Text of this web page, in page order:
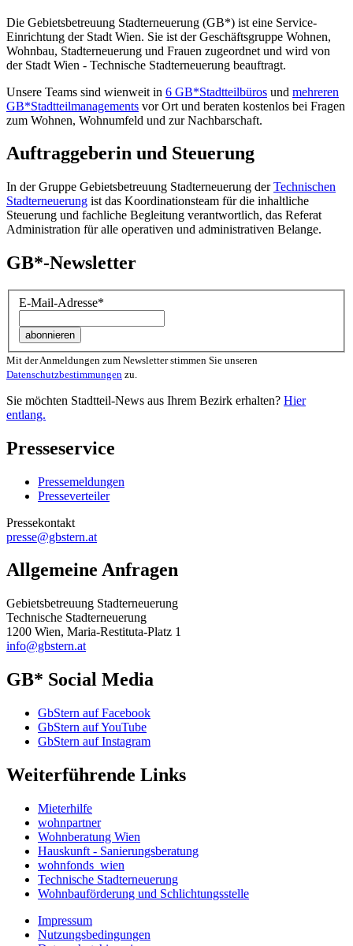
Die Gebietsbetreuung Stadterneuerung (GB*) ist eine Service-
Einrichtung der Stadt Wien. Sie ist der Geschäfts­gruppe Wohnen,
Wohnbau, Stadt­erneuerung und Frauen zugeordnet und wird von
der Stadt Wien - Technische Stadterneuerung beauftragt.
Unsere Teams sind wienweit in 6 GB*Stadtteilbüros und mehreren
GB*Stadtteilmanagements vor Ort und beraten kostenlos bei Fragen
zum Wohnen, Wohnumfeld und zur Nachbarschaft.
Auftraggeberin und Steuerung
In der Gruppe Gebietsbetreuung Stadterneuerung derTechnischen
Stadterneuerung ist das Koordinationsteam für die inhaltliche
Steuerung und fachliche Begleitung verantwortlich, das Referat
Administration für alle operativen und administrativen Belange.
GB*-Newsletter
E-Mail-Adresse*
Mit der Anmeldungen zum Newsletter stimmen Sie unseren
Datenschutzbestimmungen zu.
Sie möchten Stadtteil-News aus Ihrem Bezirk erhalten? Hier
entlang.
Presseservice
Pressemeldungen
Presseverteiler
Pressekontakt
presse@gbstern.at
Allgemeine Anfragen
Gebietsbetreuung Stadterneuerung
Technische Stadterneuerung
1200 Wien, Maria-Restituta-Platz 1
info@gbstern.at
GB* Social Media
GbStern auf Facebook
GbStern auf YouTube
GbStern auf Instagram
Weiterführende Links
Mieterhilfe
wohnpartner
Wohnberatung Wien
Hauskunft - Sanierungsberatung
wohnfonds_wien
Technische Stadterneuerung
Wohnbauförderung und Schlichtungsstelle
Impressum
Nutzungsbedingungen